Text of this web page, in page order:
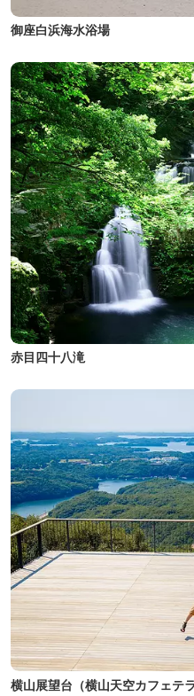
御座白浜海水浴場
赤目四十八滝
横山展望台（横山天空カフェテラ